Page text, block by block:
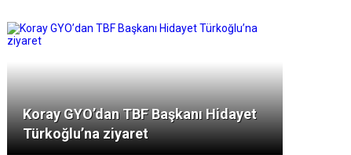
Koray GYO’dan TBF Başkanı Hidayet
Türkoğlu’na ziyaret